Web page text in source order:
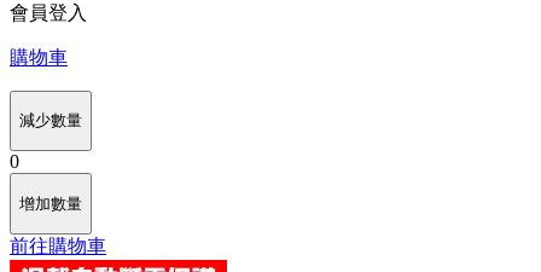
會員登入
購物車
減少數量
0
增加數量
前往購物車